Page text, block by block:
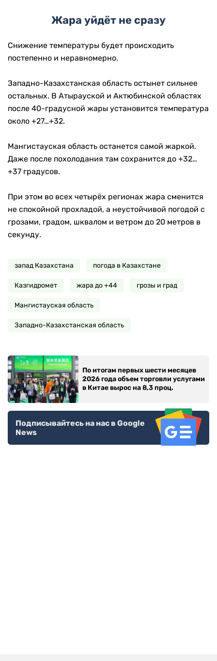
Жара уйдёт не сразу
Снижение температуры будет происходить
постепенно и неравномерно.
Западно-Казахстанская область остынет сильнее
остальных. В Атырауской и Актюбинской областях
после 40-градусной жары установится температура
около +27…+32.
Мангистауская область останется самой жаркой.
Даже после похолодания там сохранится до +32…
+37 градусов.
При этом во всех четырёх регионах жара сменится
не спокойной прохладой, а неустойчивой погодой с
грозами, градом, шквалом и ветром до 20 метров в
секунду.
запад Казахстана погода в Казахстане
Казгидромет жара до +44 грозы и град
Мангистауская область
Западно-Казахстанская область
По итогам первых шести месяцев
2026 года объем торговли услугами
в Китае вырос на 8,3 проц.
Подписывайтесь на нас в Google
News